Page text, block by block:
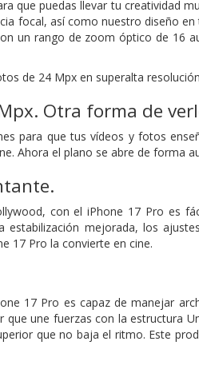
que puedas llevar tu creatividad
focal, así como nuestro diseño
un rango de zoom óptico de 16
de 24 Mpx en superalta
Otra forma de
para que tus vídeos y fotos
Ahora el plano se abre de forma
con el iPhone 17 Pro es
mejorada, los
17 Pro la convierte en cine.
17 Pro es capaz de manejar
une fuerzas con la estructura
que no baja el ritmo. Este